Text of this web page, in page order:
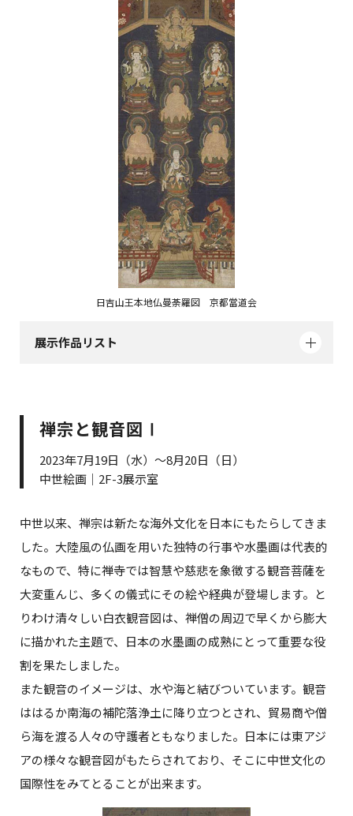
日吉山王本地仏曼荼羅図 京都當道会
展示作品リスト
禅宗と観音図Ⅰ
2023年7月19日（水）～8月20日（日）
中世絵画｜2F-3展示室
中世以来、禅宗は新たな海外文化を日本にもたらしてきま
した。大陸風の仏画を用いた独特の行事や水墨画は代表的
なもので、特に禅寺では智慧や慈悲を象徴する観音菩薩を
大変重んじ、多くの儀式にその絵や経典が登場します。と
りわけ清々しい白衣観音図は、禅僧の周辺で早くから膨大
に描かれた主題で、日本の水墨画の成熟にとって重要な役
割を果たしました。
また観音のイメージは、水や海と結びついています。観音
ははるか南海の補陀落浄土に降り立つとされ、貿易商や僧
ら海を渡る人々の守護者ともなりました。日本には東アジ
アの様々な観音図がもたらされており、そこに中世文化の
国際性をみてとることが出来ます。